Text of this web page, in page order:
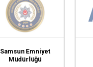
Samsun Emniyet
Müdürlüğü